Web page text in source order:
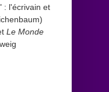
: l'écrivain et
Le Monde